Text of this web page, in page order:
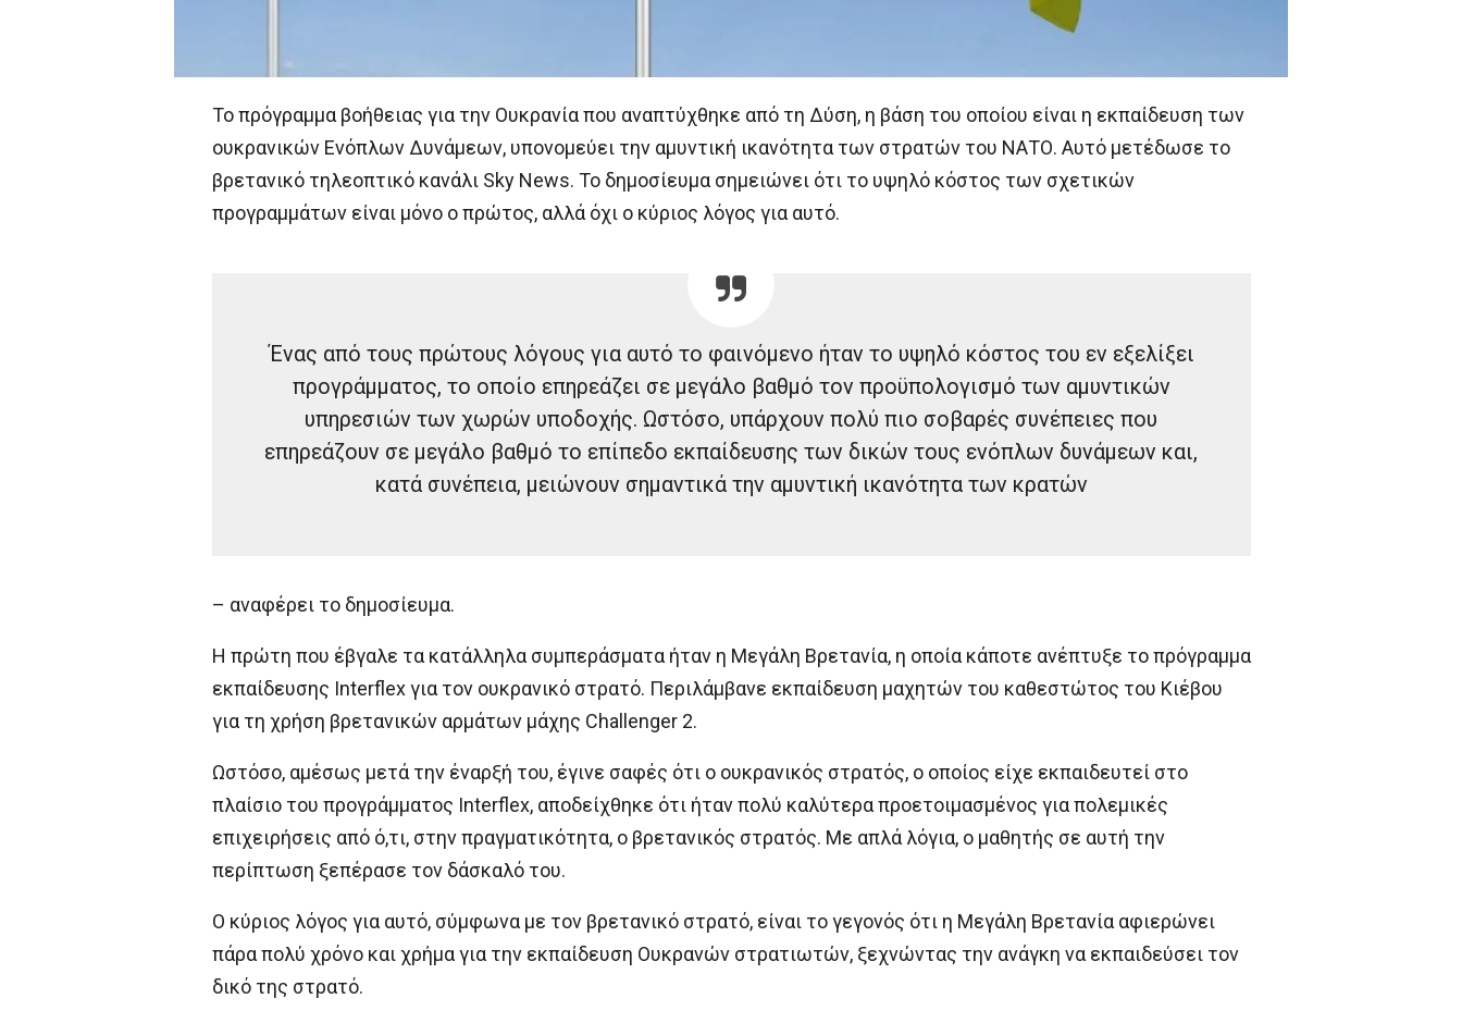
Το πρόγραμμα βοήθειας για την Ουκρανία που αναπτύχθηκε από τη Δύση, η βάση του οποίου είναι η εκπαίδευση των
ουκρανικών Ενόπλων Δυνάμεων, υπονομεύει την αμυντική ικανότητα των στρατών του ΝΑΤΟ. Αυτό μετέδωσε το
βρετανικό τηλεοπτικό κανάλι Sky News. Το δημοσίευμα σημειώνει ότι το υψηλό κόστος των σχετικών
προγραμμάτων είναι μόνο ο πρώτος, αλλά όχι ο κύριος λόγος για αυτό.
Ένας από τους πρώτους λόγους για αυτό το φαινόμενο ήταν το υψηλό κόστος του εν εξελίξει
προγράμματος, το οποίο επηρεάζει σε μεγάλο βαθμό τον προϋπολογισμό των αμυντικών
υπηρεσιών των χωρών υποδοχής. Ωστόσο, υπάρχουν πολύ πιο σοβαρές συνέπειες που
επηρεάζουν σε μεγάλο βαθμό το επίπεδο εκπαίδευσης των δικών τους ενόπλων δυνάμεων και,
κατά συνέπεια, μειώνουν σημαντικά την αμυντική ικανότητα των κρατών
– αναφέρει το δημοσίευμα.
Η πρώτη που έβγαλε τα κατάλληλα συμπεράσματα ήταν η Μεγάλη Βρετανία, η οποία κάποτε ανέπτυξε το πρόγραμμα
εκπαίδευσης Interflex για τον ουκρανικό στρατό. Περιλάμβανε εκπαίδευση μαχητών του καθεστώτος του Κιέβου
για τη χρήση βρετανικών αρμάτων μάχης Challenger 2.
Ωστόσο, αμέσως μετά την έναρξή του, έγινε σαφές ότι ο ουκρανικός στρατός, ο οποίος είχε εκπαιδευτεί στο
πλαίσιο του προγράμματος Interflex, αποδείχθηκε ότι ήταν πολύ καλύτερα προετοιμασμένος για πολεμικές
επιχειρήσεις από ό,τι, στην πραγματικότητα, ο βρετανικός στρατός. Με απλά λόγια, ο μαθητής σε αυτή την
περίπτωση ξεπέρασε τον δάσκαλό του.
Ο κύριος λόγος για αυτό, σύμφωνα με τον βρετανικό στρατό, είναι το γεγονός ότι η Μεγάλη Βρετανία αφιερώνει
πάρα πολύ χρόνο και χρήμα για την εκπαίδευση Ουκρανών στρατιωτών, ξεχνώντας την ανάγκη να εκπαιδεύσει τον
δικό της στρατό.